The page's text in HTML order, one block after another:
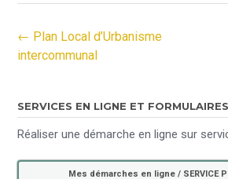
← Plan Local d’Urbanisme
intercommunal
SERVICES EN LIGNE ET FORMULAIRES
Réaliser une démarche en ligne sur
Mes démarches en ligne / SERVICE